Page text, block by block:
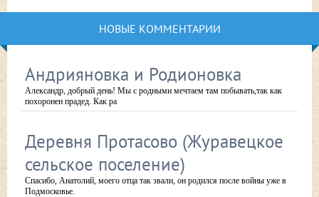
НОВЫЕ КОММЕНТАРИИ
Андрияновка и Родионовка
Александр, добрый день! Мы с родными мечтаем там побывать,так как
похоронен прадед. Как ра
Деревня Протасово (Журавецкое
сельское поселение)
Спасибо, Анатолий, моего отца так звали, он родился после войны уже в
Подмосковье.